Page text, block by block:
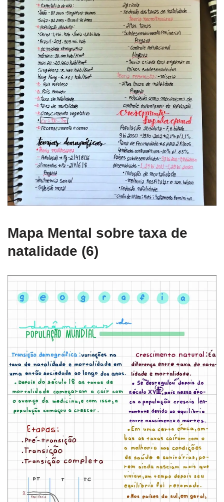
Mapa Mental sobre taxa de
natalidade (6)